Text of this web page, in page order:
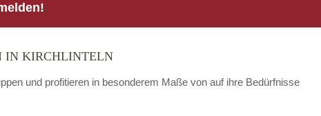
IN KIRCHLINTELN
und profitieren in besonderem Maße von auf ihre Bedürfnisse